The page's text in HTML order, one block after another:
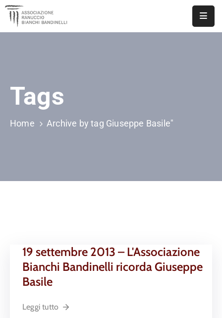
DOCUMENTI
Tags
Home Archive by tag Giuseppe Basile"
19 settembre 2013 – L'Associazione
Bianchi Bandinelli ricorda Giuseppe
Basile
Leggi tutto